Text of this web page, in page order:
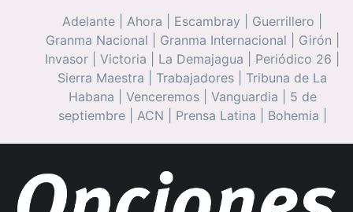
Adelante Ahora Escambray Guerrillero
Granma Nacional
Granma Internacional Girón
Invasor
Victoria La Demajagua Periódico 26
Sierra Maestra
Trabajadores
Tribuna de La
Habana
Venceremos| Vanguardia
5 de
septiembre| ACN Prensa Latina Bohemia